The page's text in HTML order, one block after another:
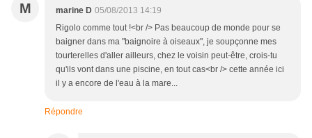
M marine D 05/08/2013 14:19
Rigolo comme tout !<br /> Pas beaucoup de monde pour se
baigner dans ma "baignoire à oiseaux", je soupçonne mes
tourterelles d'aller ailleurs, chez le voisin peut-être, crois-tu
qu'ils vont dans une piscine, en tout cas<br /> cette année ici
il y a encore de l'eau à la mare...
Répondre